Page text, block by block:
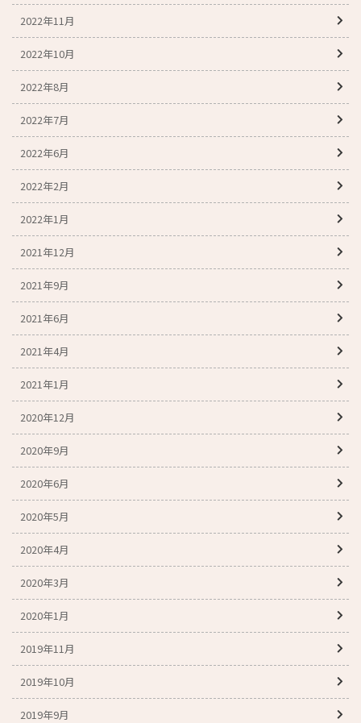
2022年11月
2022年10月
2022年8月
2022年7月
2022年6月
2022年2月
2022年1月
2021年12月
2021年9月
2021年6月
2021年4月
2021年1月
2020年12月
2020年9月
2020年6月
2020年5月
2020年4月
2020年3月
2020年1月
2019年11月
2019年10月
2019年9月